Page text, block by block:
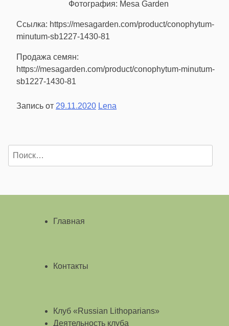
Фотография: Mesa Garden
Ссылка: https://mesagarden.com/product/conophytum-
minutum-sb1227-1430-81
Продажа семян:
https://mesagarden.com/product/conophytum-minutum-
sb1227-1430-81
Запись от 29.11.2020 Lena
Найти:
Главная
Контакты
Клуб «Russian Lithoparians»
Деятельность клуба